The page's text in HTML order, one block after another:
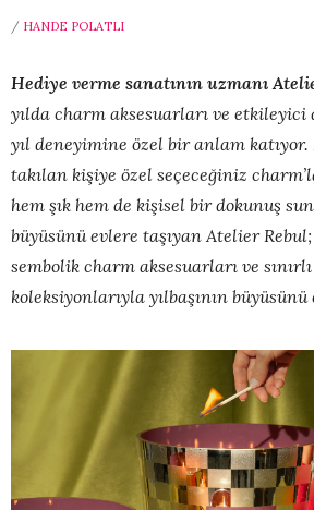
/ HANDE POLATLI
Hediye verme sanatının uzmanı
yılda charm aksesuarları ve
yıl deneyimine özel bir anlam
takılan kişiye özel seçeceğiniz
hem şık hem de kişisel bir dokunuş
büyüsünü evlere taşıyan Atelier
sembolik charm aksesuarları ve sınırlı
koleksiyonlarıyla yılbaşının